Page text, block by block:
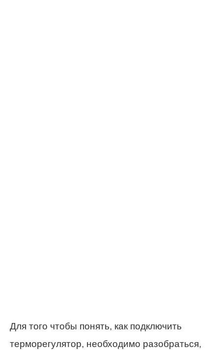
Для того чтобы понять, как подключить
терморегулятор, необходимо разобраться,